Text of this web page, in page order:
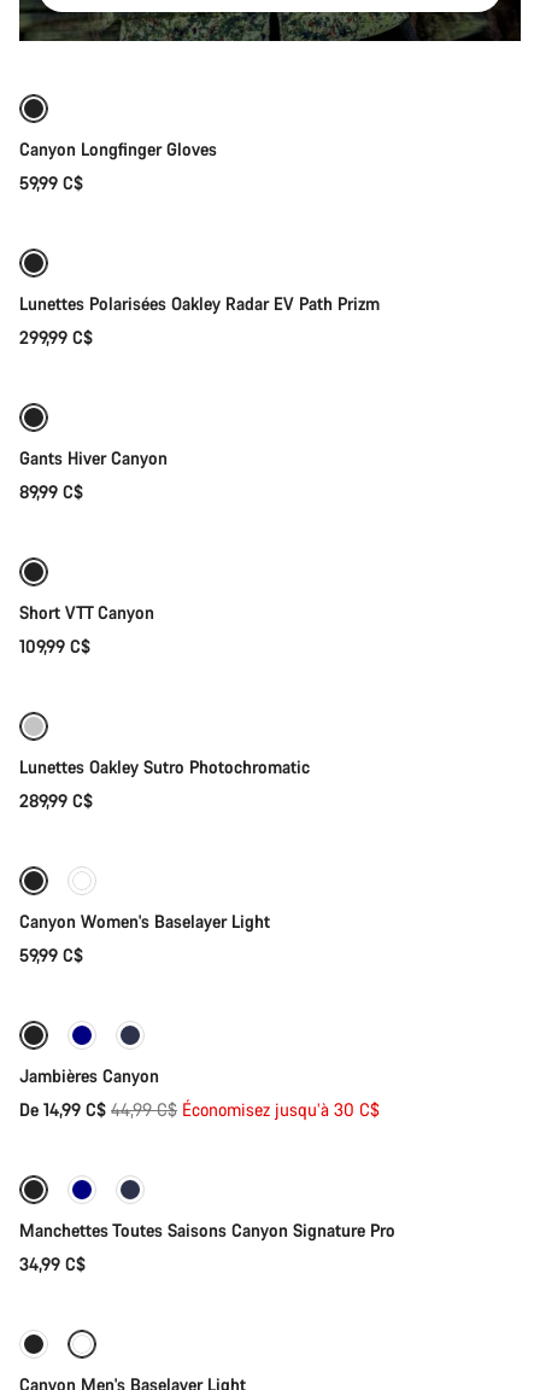
Sélection rapide
Canyon Longfinger Gloves
59,99 C$
Lunettes Polarisées Oakley Radar EV Path Prizm
299,99 C$
Gants Hiver Canyon
89,99 C$
Short VTT Canyon
109,99 C$
Lunettes Oakley Sutro Photochromatic
289,99 C$
Canyon Women's Baselayer Light
59,99 C$
-67%
Jambières Canyon
De 14,99 C$ Prix
44,99 C$ Économisez jusqu’à 30 C$
Sélection rapide
Manchettes Toutes Saisons Canyon Signature Pro
34,99 C$
Nouvelles disponibilités
Canyon Men's Baselayer Light